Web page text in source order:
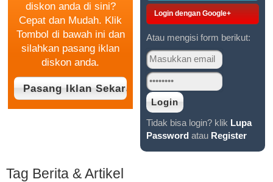
diskon anda di sini?
Cepat dan Mudah. Klik
Tombol di bawah ini dan
silahkan pasang iklan
diskon anda.
Login dengan Google+
Atau mengisi form berikut:
Tidak bisa login? klik Lupa
Password atau Register
Tag Berita & Artikel